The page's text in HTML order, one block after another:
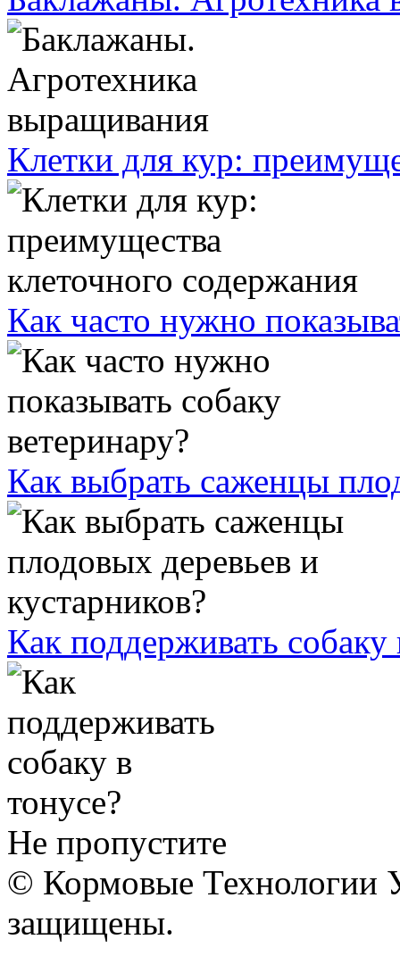
Клетки для кур:
Как часто нужно
Как выбрать саженцы
Как поддерживать собаку
Не пропустите
© Кормовые Технологии
защищены.